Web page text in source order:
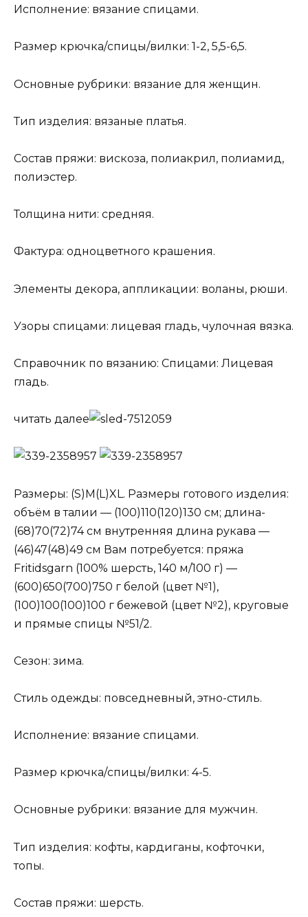
Исполнение: вязание спицами.
Размер крючка/спицы/вилки: 1-2, 5,5-6,5.
Основные рубрики: вязание для женщин.
Тип изделия: вязаные платья.
Состав пряжи: вискоза, полиакрил, полиамид,
полиэстер.
Толщина нити: средняя.
Фактура: одноцветного крашения.
Элементы декора, аппликации: воланы, рюши.
Узоры спицами: лицевая гладь, чулочная вязка.
Справочник по вязанию: Спицами: Лицевая
гладь.
читать далее
Размеры: (S)М(L)XL. Размеры готового изделия:
объём в талии — (100)110(120)130 см; длина-
(68)70(72)74 см внутренняя длина рукава —
(46)47(48)49 см Вам потребуется: пряжа
Fritidsgarn (100% шерсть, 140 м/100 г) —
(600)650(700)750 г белой (цвет №1),
(100)100(100)100 г бежевой (цвет №2), круговые
и прямые спицы №51/2.
Сезон: зима.
Стиль одежды: повседневный, этно-стиль.
Исполнение: вязание спицами.
Размер крючка/спицы/вилки: 4-5.
Основные рубрики: вязание для мужчин.
Тип изделия: кофты, кардиганы, кофточки,
топы.
Состав пряжи: шерсть.